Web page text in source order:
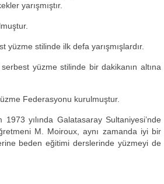
yarışmıştır.
yüzme stilinde ilk defa yarışmışlardır.
yüzme stilinde bir dakikanın altına
Federasyonu kurulmuştur.
yılında Galatasaray Sultaniyesi’nde
M. Moiroux, aynı zamanda iyi bir
beden eğitimi derslerinde yüzmeyi de